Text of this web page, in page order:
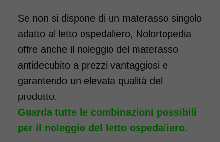
Se non si dispone di un materasso singolo
adatto al letto ospedaliero, Nolortopedia
offre anche il noleggio del materasso
antidecubito a prezzi vantaggiosi e
garantendo un elevata qualità del
prodotto.
Guarda tutte le combinazioni possibili
per il noleggio del letto ospedaliero.